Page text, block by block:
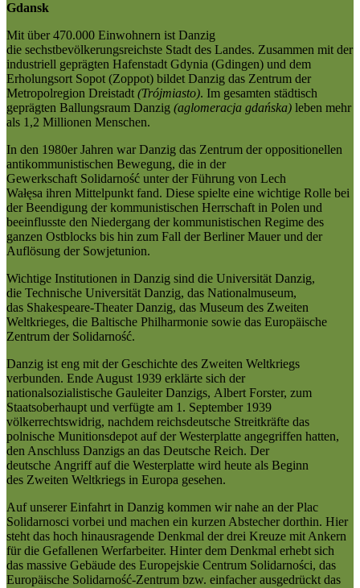
Gdansk
Mit über 470.000 Einwohnern ist Danzig
die sechstbevölkerungsreichste Stadt des Landes. Zusammen mit der
industriell geprägten Hafenstadt Gdynia (Gdingen) und dem
Erholungsort Sopot (Zoppot) bildet Danzig das Zentrum der
Metropolregion Dreistadt (Trójmiasto). Im gesamten städtisch
geprägten Ballungsraum Danzig (aglomeracja gdańska) leben mehr
als 1,2 Millionen Menschen.
In den 1980er Jahren war Danzig das Zentrum der oppositionellen
antikommunistischen Bewegung, die in der
Gewerkschaft Solidarność unter der Führung von Lech
Wałęsa ihren Mittelpunkt fand. Diese spielte eine wichtige Rolle bei
der Beendigung der kommunistischen Herrschaft in Polen und
beeinflusste den Niedergang der kommunistischen Regime des
ganzen Ostblocks bis hin zum Fall der Berliner Mauer und der
Auflösung der Sowjetunion.
Wichtige Institutionen in Danzig sind die Universität Danzig,
die Technische Universität Danzig, das Nationalmuseum,
das Shakespeare-Theater Danzig, das Museum des Zweiten
Weltkrieges, die Baltische Philharmonie sowie das Europäische
Zentrum der Solidarność.
Danzig ist eng mit der Geschichte des Zweiten Weltkriegs
verbunden. Ende August 1939 erklärte sich der
nationalsozialistische Gauleiter Danzigs, Albert Forster, zum
Staatsoberhaupt und verfügte am 1. September 1939
völkerrechtswidrig, nachdem reichsdeutsche Streitkräfte das
polnische Munitionsdepot auf der Westerplatte angegriffen hatten,
den Anschluss Danzigs an das Deutsche Reich. Der
deutsche Angriff auf die Westerplatte wird heute als Beginn
des Zweiten Weltkriegs in Europa gesehen.
Auf unserer Einfahrt in Danzig kommen wir nahe an der Plac
Solidarnosci vorbei und machen ein kurzen Abstecher dorthin. Hier
steht das hoch hinausragende Denkmal der drei Kreuze mit Ankern
für die Gefallenen Werfarbeiter. Hinter dem Denkmal erhebt sich
das massive Gebäude des Europejskie Centrum Solidarności, das
Europäische Solidarność-Zentrum bzw. einfacher ausgedrückt das